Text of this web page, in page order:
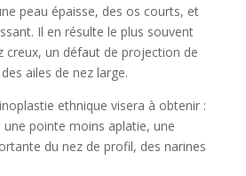
peau épaisse, des os courts, et
Il en résulte le plus souvent
creux, un défaut de projection de
ailes de nez large.
ethnique visera à obtenir :
pointe moins aplatie, une
du nez de profil, des narines